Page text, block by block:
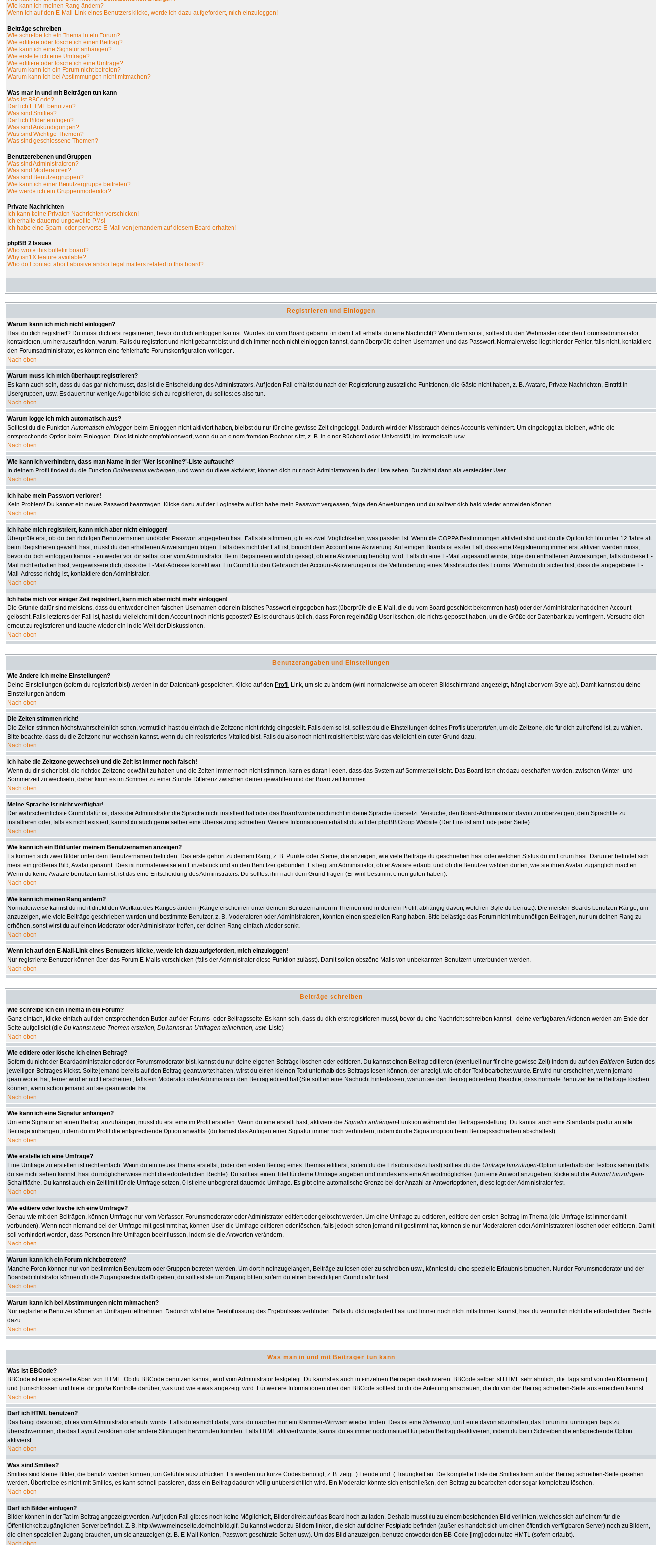
Wie kann ich meinen Rang ändern?
Wenn ich auf den E-Mail-Link eines Benutzers klicke, werde ich dazu aufgefordert, mich einzuloggen!
Beiträge schreiben
Wie schreibe ich ein Thema in ein Forum?
Wie editiere oder lösche ich einen Beitrag?
Wie kann ich eine Signatur anhängen?
Wie erstelle ich eine Umfrage?
Wie editiere oder lösche ich eine Umfrage?
Warum kann ich ein Forum nicht betreten?
Warum kann ich bei Abstimmungen nicht mitmachen?
Was man in und mit Beiträgen tun kann
Was ist BBCode?
Darf ich HTML benutzen?
Was sind Smilies?
Darf ich Bilder einfügen?
Was sind Ankündigungen?
Was sind Wichtige Themen?
Was sind geschlossene Themen?
Benutzerebenen und Gruppen
Was sind Administratoren?
Was sind Moderatoren?
Was sind Benutzergruppen?
Wie kann ich einer Benutzergruppe beitreten?
Wie werde ich ein Gruppenmoderator?
Private Nachrichten
Ich kann keine Privaten Nachrichten verschicken!
Ich erhalte dauernd ungewollte PMs!
Ich habe eine Spam- oder perverse E-Mail von jemandem auf diesem Board erhalten!
phpBB 2 Issues
Who wrote this bulletin board?
Why isn't X feature available?
Who do I contact about abusive and/or legal matters related to this board?
Registrieren und Einloggen
Warum kann ich mich nicht einloggen?
Hast du dich registriert? Du musst dich erst registrieren, bevor du dich einloggen kannst. Wurdest du vom Board gebannt (in dem Fall erhältst du eine Nachricht)? Wenn dem so ist, solltest du den Webmaster oder den Forumsadministrator
kontaktieren, um herauszufinden, warum. Falls du registriert und nicht gebannt bist und dich immer noch nicht einloggen kannst, dann überprüfe deinen Usernamen und das Passwort. Normalerweise liegt hier der Fehler, falls nicht, kontaktiere
den Forumsadministrator, es könnten eine fehlerhafte Forumskonfiguration vorliegen.
Nach oben
Warum muss ich mich überhaupt registrieren?
Es kann auch sein, dass du das gar nicht musst, das ist die Entscheidung des Administrators. Auf jeden Fall erhältst du nach der Registrierung zusätzliche Funktionen, die Gäste nicht haben, z. B. Avatare, Private Nachrichten, Eintritt in
Usergruppen, usw. Es dauert nur wenige Augenblicke sich zu registrieren, du solltest es also tun.
Nach oben
Warum logge ich mich automatisch aus?
Solltest du die FunktionAutomatisch einloggen beim Einloggen nicht aktiviert haben, bleibst du nur für eine gewisse Zeit eingeloggt. Dadurch wird der Missbrauch deines Accounts verhindert. Um eingeloggt zu bleiben, wähle die
entsprechende Option beim Einloggen. Dies ist nicht empfehlenswert, wenn du an einem fremden Rechner sitzt, z. B. in einer Bücherei oder Universität, im Internetcafé usw.
Nach oben
Wie kann ich verhindern, dass man Name in der 'Wer ist online?'-Liste auftaucht?
In deinem Profil findest du die Funktion Onlinestatus verbergen, und wenn du diese aktivierst, können dich nur noch Administratoren in der Liste sehen. Du zählst dann als versteckter User.
Nach oben
Ich habe mein Passwort verloren!
Kein Problem! Du kannst ein neues Passwort beantragen. Klicke dazu auf der Loginseite auf Ich habe mein Passwort vergessen, folge den Anweisungen und du solltest dich bald wieder anmelden können.
Nach oben
Ich habe mich registriert, kann mich aber nicht einloggen!
Überprüfe erst, ob du den richtigen Benutzernamen und/oder Passwort angegeben hast. Falls sie stimmen, gibt es zwei Möglichkeiten, was passiert ist: Wenn die COPPA Bestimmungen aktiviert sind und du die Option Ich bin unter 12 Jahre alt
beim Registrieren gewählt hast, musst du den erhaltenen Anweisungen folgen. Falls dies nicht der Fall ist, braucht dein Account eine Aktivierung. Auf einigen Boards ist es der Fall, dass eine Registrierung immer erst aktiviert werden muss,
bevor du dich einloggen kannst - entweder von dir selbst oder vom Administrator. Beim Registrieren wird dir gesagt, ob eine Aktivierung benötigt wird. Falls dir eine E-Mail zugesandt wurde, folge den enthaltenen Anweisungen, falls du diese E-
Mail nicht erhalten hast, vergewissere dich, dass die E-Mail-Adresse korrekt war. Ein Grund für den Gebrauch der Account-Aktivierungen ist die Verhinderung eines Missbrauchs des Forums. Wenn du dir sicher bist, dass die angegebene E-
Mail-Adresse richtig ist, kontaktiere den Administrator.
Nach oben
Ich habe mich vor einiger Zeit registriert, kann mich aber nicht mehr einloggen!
Die Gründe dafür sind meistens, dass du entweder einen falschen Usernamen oder ein falsches Passwort eingegeben hast (überprüfe die E-Mail, die du vom Board geschickt bekommen hast) oder der Administrator hat deinen Account
gelöscht. Falls letzteres der Fall ist, hast du vielleicht mit dem Account noch nichts gepostet? Es ist durchaus üblich, dass Foren regelmäßig User löschen, die nichts gepostet haben, um die Größe der Datenbank zu verringern. Versuche dich
erneut zu registrieren und tauche wieder ein in die Welt der Diskussionen.
Nach oben
Benutzerangaben und Einstellungen
Wie ändere ich meine Einstellungen?
Deine Einstellungen (sofern du registriert bist) werden in der Datenbank gespeichert. Klicke auf den Profil -Link, um sie zu ändern (wird normalerweise am oberen Bildschirmrand angezeigt, hängt aber vom Style ab). Damit kannst du deine
Einstellungen ändern
Nach oben
Die Zeiten stimmen nicht!
Die Zeiten stimmen höchstwahrscheinlich schon, vermutlich hast du einfach die Zeitzone nicht richtig eingestellt. Falls dem so ist, solltest du die Einstellungen deines Profils überprüfen, um die Zeitzone, die für dich zutreffend ist, zu wählen.
Bitte beachte, dass du die Zeitzone nur wechseln kannst, wenn du ein registriertes Mitglied bist. Falls du also noch nicht registriert bist, wäre das vielleicht ein guter Grund dazu.
Nach oben
Ich habe die Zeitzone gewechselt und die Zeit ist immer noch falsch!
Wenn du dir sicher bist, die richtige Zeitzone gewählt zu haben und die Zeiten immer noch nicht stimmen, kann es daran liegen, dass das System auf Sommerzeit steht. Das Board ist nicht dazu geschaffen worden, zwischen Winter- und
Sommerzeit zu wechseln, daher kann es im Sommer zu einer Stunde Differenz zwischen deiner gewählten und der Boardzeit kommen.
Nach oben
Meine Sprache ist nicht verfügbar!
Der wahrscheinlichste Grund dafür ist, dass der Administrator die Sprache nicht installiert hat oder das Board wurde noch nicht in deine Sprache übersetzt. Versuche, den Board-Administrator davon zu überzeugen, dein Sprachfile zu
installieren oder, falls es nicht existiert, kannst du auch gerne selber eine Übersetzung schreiben. Weitere Informationen erhältst du auf der phpBB Group Website (Der Link ist am Ende jeder Seite)
Nach oben
Wie kann ich ein Bild unter meinem Benutzernamen anzeigen?
Es können sich zwei Bilder unter dem Benutzernamen befinden. Das erste gehört zu deinem Rang, z. B. Punkte oder Sterne, die anzeigen, wie viele Beiträge du geschrieben hast oder welchen Status du im Forum hast. Darunter befindet sich
meist ein größeres Bild, Avatar genannt. Dies ist normalerweise ein Einzelstück und an den Benutzer gebunden. Es liegt am Administrator, ob er Avatare erlaubt und ob die Benutzer wählen dürfen, wie sie ihren Avatar zugänglich machen.
Wenn du keine Avatare benutzen kannst, ist das eine Entscheidung des Administrators. Du solltest ihn nach dem Grund fragen (Er wird bestimmt einen guten haben).
Nach oben
Wie kann ich meinen Rang ändern?
Normalerweise kannst du nicht direkt den Wortlaut des Ranges ändern (Ränge erscheinen unter deinem Benutzernamen in Themen und in deinem Profil, abhängig davon, welchen Style du benutzt). Die meisten Boards benutzen Ränge, um
anzuzeigen, wie viele Beiträge geschrieben wurden und bestimmte Benutzer, z. B. Moderatoren oder Administratoren, könnten einen speziellen Rang haben. Bitte belästige das Forum nicht mit unnötigen Beiträgen, nur um deinen Rang zu
erhöhen, sonst wirst du auf einen Moderator oder Administrator treffen, der deinen Rang einfach wieder senkt.
Nach oben
Wenn ich auf den E-Mail-Link eines Benutzers klicke, werde ich dazu aufgefordert, mich einzuloggen!
Nur registrierte Benutzer können über das Forum E-Mails verschicken (falls der Administrator diese Funktion zulässt). Damit sollen obszöne Mails von unbekannten Benutzern unterbunden werden.
Nach oben
Beiträge schreiben
Wie schreibe ich ein Thema in ein Forum?
Ganz einfach, klicke einfach auf den entsprechenden Button auf der Forums- oder Beitragsseite. Es kann sein, dass du dich erst registrieren musst, bevor du eine Nachricht schreiben kannst - deine verfügbaren Aktionen werden am Ende der
Seite aufgelistet (die Du kannst neue Themen erstellen, Du kannst an Umfragen teilnehmen, usw.-Liste)
Nach oben
Wie editiere oder lösche ich einen Beitrag?
Sofern du nicht der Boardadministrator oder der Forumsmoderator bist, kannst du nur deine eigenen Beiträge löschen oder editieren. Du kannst einen Beitrag editieren (eventuell nur für eine gewisse Zeit) indem du auf den Editieren-Button des
jeweiligen Beitrages klickst. Sollte jemand bereits auf den Beitrag geantwortet haben, wirst du einen kleinen Text unterhalb des Beitrags lesen können, der anzeigt, wie oft der Text bearbeitet wurde. Er wird nur erscheinen, wenn jemand
geantwortet hat, ferner wird er nicht erscheinen, falls ein Moderator oder Administrator den Beitrag editiert hat (Sie sollten eine Nachricht hinterlassen, warum sie den Beitrag editierten). Beachte, dass normale Benutzer keine Beiträge löschen
können, wenn schon jemand auf sie geantwortet hat.
Nach oben
Wie kann ich eine Signatur anhängen?
Um eine Signatur an einen Beitrag anzuhängen, musst du erst eine im Profil erstellen. Wenn du eine erstellt hast, aktiviere die Signatur anhängen-Funktion während der Beitragserstellung. Du kannst auch eine Standardsignatur an alle
Beiträge anhängen, indem du im Profil die entsprechende Option anwählst (du kannst das Anfügen einer Signatur immer noch verhindern, indem du die Signaturoption beim Beitragssschreiben abschaltest)
Nach oben
Wie erstelle ich eine Umfrage?
Eine Umfrage zu erstellen ist recht einfach: Wenn du ein neues Thema erstellst, (oder den ersten Beitrag eines Themas editierst, sofern du die Erlaubnis dazu hast) solltest du die Umfrage hinzufügen-Option unterhalb der Textbox sehen (falls
du sie nicht sehen kannst, hast du möglicherweise nicht die erforderlichen Rechte). Du solltest einen Titel für deine Umfrage angeben und mindestens eine Antwortmöglichkeit (um eine Antwort anzugeben, klicke auf dieAntwort hinzufügen-
Schaltfläche. Du kannst auch ein Zeitlimit für die Umfrage setzen, 0 ist eine unbegrenzt dauernde Umfrage. Es gibt eine automatische Grenze bei der Anzahl an Antwortoptionen, diese legt der Administrator fest.
Nach oben
Wie editiere oder lösche ich eine Umfrage?
Genau wie mit den Beiträgen, können Umfrage nur vom Verfasser, Forumsmoderator oder Administrator editiert oder gelöscht werden. Um eine Umfrage zu editieren, editiere den ersten Beitrag im Thema (die Umfrage ist immer damit
verbunden). Wenn noch niemand bei der Umfrage mit gestimmt hat, können User die Umfrage editieren oder löschen, falls jedoch schon jemand mit gestimmt hat, können sie nur Moderatoren oder Administratoren löschen oder editieren. Damit
soll verhindert werden, dass Personen ihre Umfragen beeinflussen, indem sie die Antworten verändern.
Nach oben
Warum kann ich ein Forum nicht betreten?
Manche Foren können nur von bestimmten Benutzern oder Gruppen betreten werden. Um dort hineinzugelangen, Beiträge zu lesen oder zu schreiben usw., könntest du eine spezielle Erlaubnis brauchen. Nur der Forumsmoderator und der
Boardadministrator können dir die Zugangsrechte dafür geben, du solltest sie um Zugang bitten, sofern du einen berechtigten Grund dafür hast.
Nach oben
Warum kann ich bei Abstimmungen nicht mitmachen?
Nur registrierte Benutzer können an Umfragen teilnehmen. Dadurch wird eine Beeinflussung des Ergebnisses verhindert. Falls du dich registriert hast und immer noch nicht mitstimmen kannst, hast du vermutlich nicht die erforderlichen Rechte
dazu.
Nach oben
Was man in und mit Beiträgen tun kann
Was ist BBCode?
BBCode ist eine spezielle Abart von HTML. Ob du BBCode benutzen kannst, wird vom Administrator festgelegt. Du kannst es auch in einzelnen Beiträgen deaktivieren. BBCode selber ist HTML sehr ähnlich, die Tags sind von den Klammern [
und ] umschlossen und bietet dir große Kontrolle darüber, was und wie etwas angezeigt wird. Für weitere Informationen über den BBCode solltest du dir die Anleitung anschauen, die du von der Beitrag schreiben-Seite aus erreichen kannst.
Nach oben
Darf ich HTML benutzen?
Das hängt davon ab, ob es vom Administrator erlaubt wurde. Falls du es nicht darfst, wirst du nachher nur ein Klammer-Wirrwarr wieder finden. Dies ist eine Sicherung, um Leute davon abzuhalten, das Forum mit unnötigen Tags zu
überschwemmen, die das Layout zerstören oder andere Störungen hervorrufen könnten. Falls HTML aktiviert wurde, kannst du es immer noch manuell für jeden Beitrag deaktivieren, indem du beim Schreiben die entsprechende Option
aktivierst.
Nach oben
Was sind Smilies?
Smilies sind kleine Bilder, die benutzt werden können, um Gefühle auszudrücken. Es werden nur kurze Codes benötigt, z. B. zeigt :) Freude und :( Traurigkeit an. Die komplette Liste der Smilies kann auf der Beitrag schreiben-Seite gesehen
werden. Übertreibe es nicht mit Smilies, es kann schnell passieren, dass ein Beitrag dadurch völlig unübersichtlich wird. Ein Moderator könnte sich entschließen, den Beitrag zu bearbeiten oder sogar komplett zu löschen.
Nach oben
Darf ich Bilder einfügen?
Bilder können in der Tat im Beitrag angezeigt werden. Auf jeden Fall gibt es noch keine Möglichkeit, Bilder direkt auf das Board hoch zu laden. Deshalb musst du zu einem bestehenden Bild verlinken, welches sich auf einem für die
Öffentlichkeit zugänglichen Server befindet. Z. B. http://www.meineseite.de/meinbild.gif. Du kannst weder zu Bildern linken, die sich auf deiner Festplatte befinden (außer es handelt sich um einen öffentlich verfügbaren Server) noch zu Bildern,
die einen speziellen Zugang brauchen, um sie anzuzeigen (z. B. E-Mail-Konten, Passwort-geschützte Seiten usw). Um das Bild anzuzeigen, benutze entweder den BB-Code [img] oder nutze HMTL (sofern erlaubt).
Nach oben